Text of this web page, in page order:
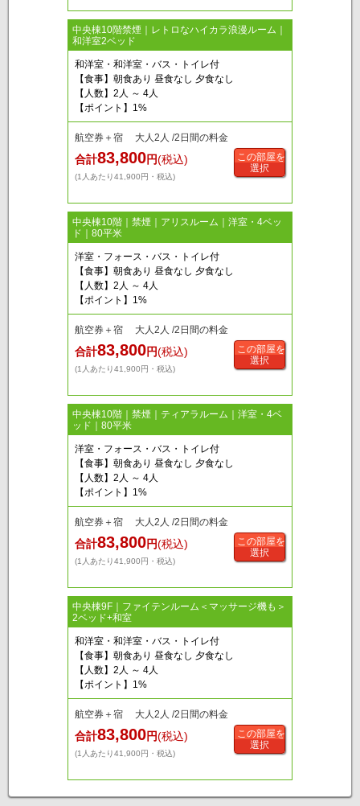
中央棟10階禁煙｜レトロなハイカラ浪漫ルーム｜
和洋室2ベッド
和洋室・和洋室・バス・トイレ付
【食事】朝食あり 昼食なし 夕食なし
【人数】2人 ～ 4人
【ポイント】1%
航空券＋宿 大人2人 /2日間の料金
合計83,800円(税込)
(1人あたり41,900円・税込)
この部屋を
選択
中央棟10階｜禁煙｜アリスルーム｜洋室・4ベッ
ド｜80平米
洋室・フォース・バス・トイレ付
【食事】朝食あり 昼食なし 夕食なし
【人数】2人 ～ 4人
【ポイント】1%
航空券＋宿 大人2人 /2日間の料金
合計83,800円(税込)
(1人あたり41,900円・税込)
この部屋を
選択
中央棟10階｜禁煙｜ティアラルーム｜洋室・4ベ
ッド｜80平米
洋室・フォース・バス・トイレ付
【食事】朝食あり 昼食なし 夕食なし
【人数】2人 ～ 4人
【ポイント】1%
航空券＋宿 大人2人 /2日間の料金
合計83,800円(税込)
(1人あたり41,900円・税込)
この部屋を
選択
中央棟9F｜ファイテンルーム＜マッサージ機も＞
2ベッド+和室
和洋室・和洋室・バス・トイレ付
【食事】朝食あり 昼食なし 夕食なし
【人数】2人 ～ 4人
【ポイント】1%
航空券＋宿 大人2人 /2日間の料金
合計83,800円(税込)
(1人あたり41,900円・税込)
この部屋を
選択